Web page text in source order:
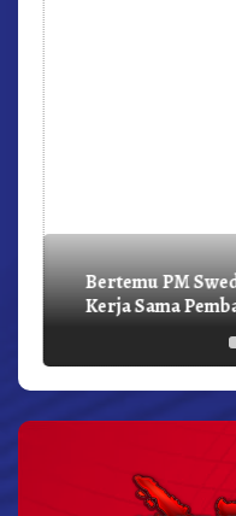
Bertemu PM
Kerja Sama